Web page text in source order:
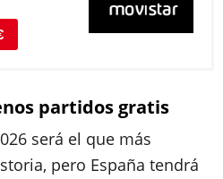
partidos gratis
será el que más
pero España tendrá